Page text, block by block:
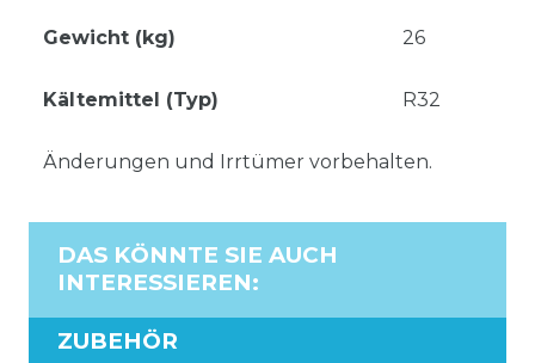
Gewicht (kg) 26
Kältemittel (Typ) R32
Änderungen und Irrtümer vorbehalten.
DAS KÖNNTE SIE AUCH
INTERESSIEREN:
ZUBEHÖR